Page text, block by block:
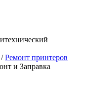
/Ремонт принтеров
и Заправка